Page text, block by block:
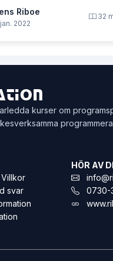
Riboe
2022
32
kurser om
svar
HÖR AV
0730-